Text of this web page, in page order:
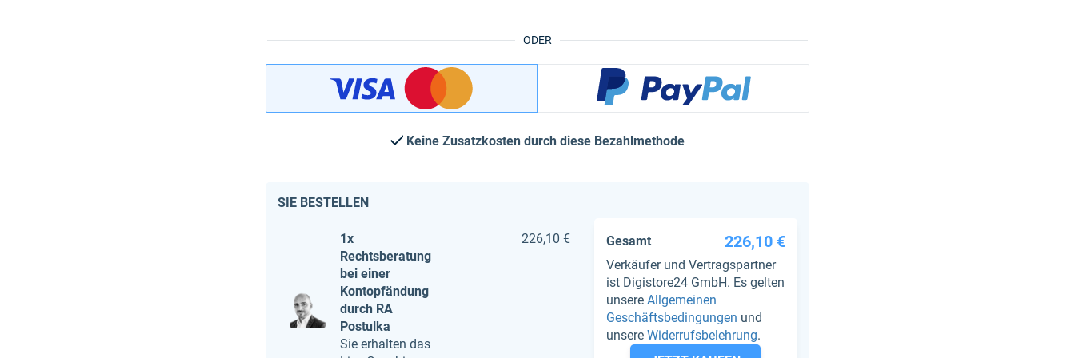
ODER
Keine Zusatzkosten durch diese Bezahlmethode
SIE BESTELLEN
1x
Rechtsberatung
bei einer
Kontopfändung
durch RA
Postulka
Sie erhalten das
226,10 € Gesamt 226,10 €
Verkäufer und Vertragspartner
ist Digistore24 GmbH. Es gelten
unsere Allgemeinen
Geschäftsbedingungen und
unsere Widerrufsbelehrung.